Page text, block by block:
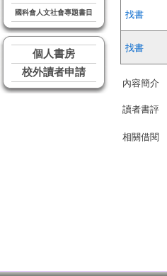
國科會人文社會專題書目
個人書房
校外讀者申請
找書
找書
內容簡介
讀者書評
相關借閱